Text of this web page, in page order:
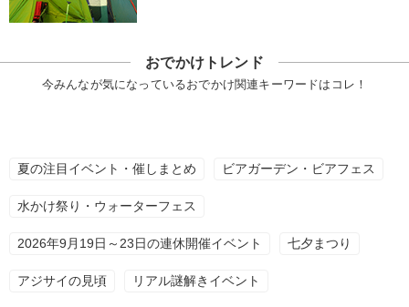
おでかけトレンド
今みんなが気になっているおでかけ関連キーワードはコレ！
夏の注目イベント・催しまとめ ビアガーデン・ビアフェス
水かけ祭り・ウォーターフェス
2026年9月19日～23日の連休開催イベント 七夕まつり
アジサイの見頃 リアル謎解きイベント